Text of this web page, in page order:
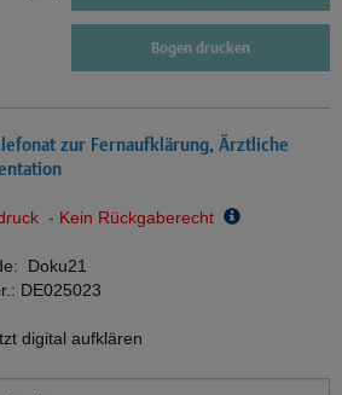
Bogen drucken
zur Fernaufklärung, Ärztliche
- Kein Rückgaberecht
Doku21
DE025023
digital aufklären